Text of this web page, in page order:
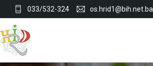
033/532-324 os.hrid1@bih.net.ba